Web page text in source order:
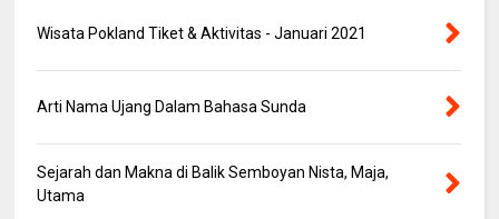
Wisata Pokland Tiket & Aktivitas - Januari 2021
Arti Nama Ujang Dalam Bahasa Sunda
Sejarah dan Makna di Balik Semboyan Nista, Maja,
Utama